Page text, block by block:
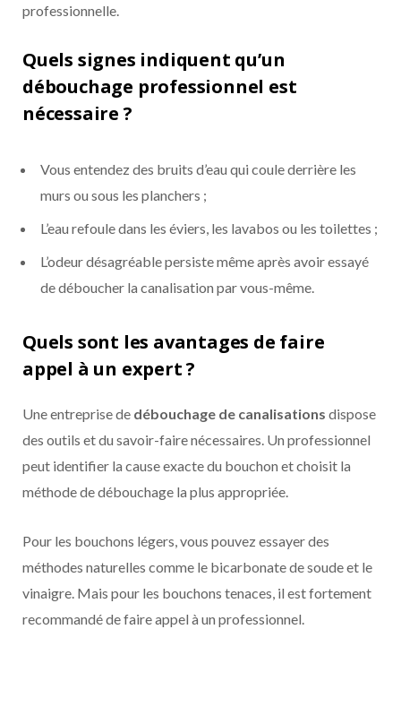
professionnelle.
Quels signes indiquent qu’un
débouchage professionnel est
nécessaire ?
Vous entendez des bruits d’eau qui coule derrière les
murs ou sous les planchers ;
L’eau refoule dans les éviers, les lavabos ou les toilettes ;
L’odeur désagréable persiste même après avoir essayé
de déboucher la canalisation par vous-même.
Quels sont les avantages de faire
appel à un expert ?
Une entreprise de débouchage de canalisations dispose
des outils et du savoir-faire nécessaires. Un professionnel
peut identifier la cause exacte du bouchon et choisit la
méthode de débouchage la plus appropriée.
Pour les bouchons légers, vous pouvez essayer des
méthodes naturelles comme le bicarbonate de soude et le
vinaigre. Mais pour les bouchons tenaces, il est fortement
recommandé de faire appel à un professionnel.